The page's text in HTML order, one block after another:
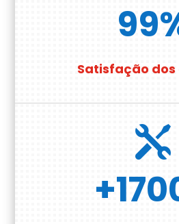
99
Satisfação
